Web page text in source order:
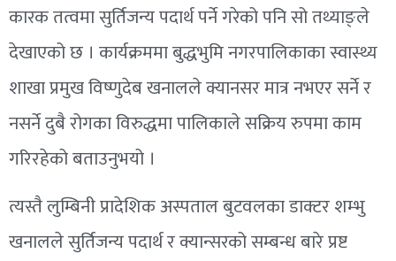
कारक तत्वमा सुर्तिजन्य पदार्थ पर्ने गरेको पनि सो तथ्याङ्ले
देखाएको छ । कार्यक्रममा बुद्धभुमि नगरपालिकाका स्वास्थ्य
शाखा प्रमुख विष्णुदेब खनालले क्यानसर मात्र नभएर सर्ने र
नसर्ने दुबै रोगका विरुद्धमा पालिकाले सक्रिय रुपमा काम
गरिरहेको बताउनुभयो ।
त्यस्तै लुम्बिनी प्रादेशिक अस्पताल बुटवलका डाक्टर शम्भु
खनालले सुर्तिजन्य पदार्थ र क्यान्सरको सम्बन्ध बारे प्रष्ट